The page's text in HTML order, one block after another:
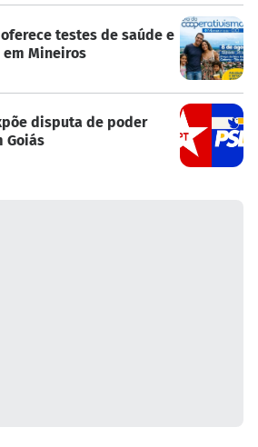
testes de saúde e
Mineiros
disputa de poder
Goiás